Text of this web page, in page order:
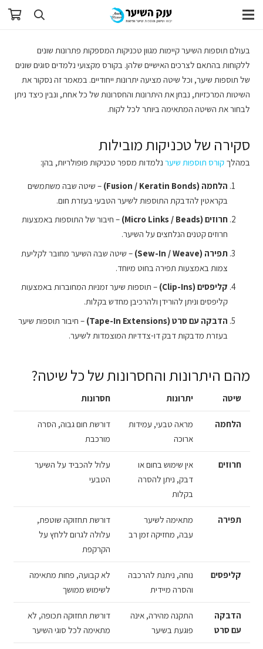
בעולם תוספות השיער קיימות מגוון טכניקות המספקות פתרונות שונים
ללקוחות בהתאם לצרכים האישיים שלהן. בקורס מקצועי נלמדים סוגים שונים
של תוספות שיער, וכל שיטה מציעה יתרונות ייחודיים. במאמר זה נסקור את
השיטות המרכזיות, נבחן את היתרונות והחסרונות של כל אחת, ונבין כיצד ניתן
לבחור את השיטה המתאימה ביותר לכל לקוח.
סקירה של טכניקות מובילות
במהלךקורס תוספות שיער נלמדות מספר טכניקות פופולריות, בהן:
הלחמה (Fusion / Keratin Bonds)
– שיטה שבה משתמשים
בקראטין להדבקת התוספות לשיער הטבעי בעזרת חום.
חרוזים (Micro Links / Beads)
– חיבור של התוספות באמצעות
חרוזים קטנים הנלחצים על השיער.
תפירה (Sew-In / Weave)
– שיטה שבה השיער מחובר לקליעת
צמות באמצעות תפירה בחוט מיוחד.
קליפסים (Clip-Ins)
– תוספות שיער זמניות המחוברות באמצעות
קליפסים וניתן להורידן ולהרכיבן מחדש בקלות.
הדבקה עם סרט (Tape-In Extensions)
– חיבור תוספות שיער
בעזרת מדבקות דבק דו-צדדיות המוצמדות לשיער.
מהם היתרונות והחסרונות של כל שיטה?
שיטה יתרונות חסרונות
הלחמה
מראה טבעי, עמידות
ארוכה
דורשת חום גבוה, הסרה
מורכבת
חרוזים
אין שימוש בחום או
דבק, ניתן להסרה
בקלות
עלול להכביד על השיער
הטבעי
תפירה
מתאימה לשיער
עבה, מחזיקה זמן רב
דורשת תחזוקה שוטפת,
עלולה לגרום ללחץ על
הקרקפת
קליפסים
נוחה, ניתנת להרכבה
והסרה מיידית
לא קבועה, פחות מתאימה
לשימוש ממושך
הדבקה
עם סרט
התקנה מהירה, אינה
פוגעת בשיער
דורשת תחזוקה תכופה, לא
מתאימה לכל סוגי השיער